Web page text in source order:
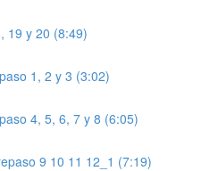
19 y 20 (8:49)
1, 2 y 3 (3:02)
4, 5, 6, 7 y 8 (6:05)
9 10 11 12_1 (7:19)